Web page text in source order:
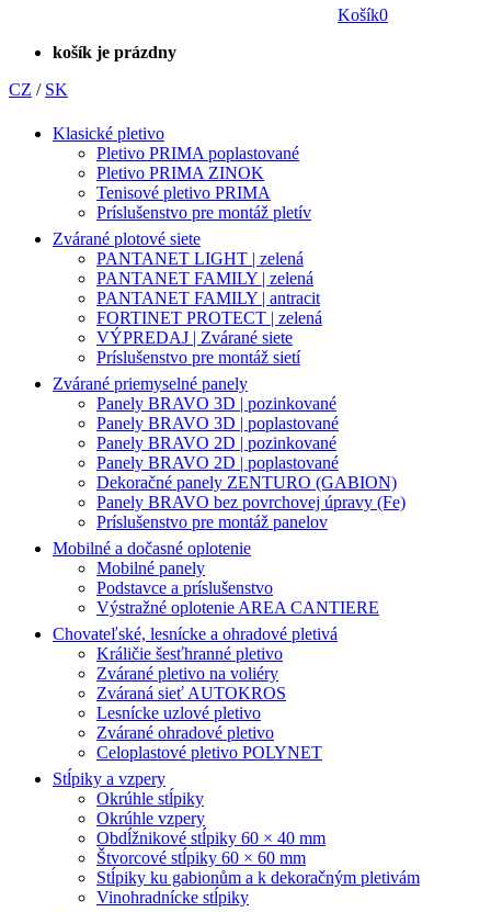
Košík0
košík je prázdny
CZ / SK
Klasické pletivo
Pletivo PRIMA poplastované
Pletivo PRIMA ZINOK
Tenisové pletivo PRIMA
Príslušenstvo pre montáž pletív
Zvárané plotové siete
PANTANET LIGHT | zelená
PANTANET FAMILY | zelená
PANTANET FAMILY | antracit
FORTINET PROTECT | zelená
VÝPREDAJ | Zvárané siete
Príslušenstvo pre montáž sietí
Zvárané priemyselné panely
Panely BRAVO 3D | pozinkované
Panely BRAVO 3D | poplastované
Panely BRAVO 2D | pozinkované
Panely BRAVO 2D | poplastované
Dekoračné panely ZENTURO (GABION)
Panely BRAVO bez povrchovej úpravy (Fe)
Príslušenstvo pre montáž panelov
Mobilné a dočasné oplotenie
Mobilné panely
Podstavce a príslušenstvo
Výstražné oplotenie AREA CANTIERE
Chovateľské, lesnícke a ohradové pletivá
Králičie šesťhranné pletivo
Zvárané pletivo na voliéry
Zváraná sieť AUTOKROS
Lesnícke uzlové pletivo
Zvárané ohradové pletivo
Celoplastové pletivo POLYNET
Stĺpiky a vzpery
Okrúhle stĺpiky
Okrúhle vzpery
Obdĺžnikové stĺpiky 60 × 40 mm
Štvorcové stĺpiky 60 × 60 mm
Stĺpiky ku gabionům a k dekoračným pletivám
Vinohradnícke stĺpiky